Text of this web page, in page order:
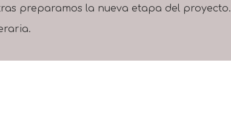
preparamos la nueva etapa del proyecto.